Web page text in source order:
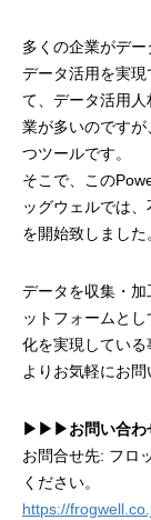
多くの企業がデ
データ活用を実
て、データ活用
業が多いのです
つツールです。
そこで、この
ッグウェルでは
を開始致しました
データを収集・
ットフォームと
化を実現してい
よりお気軽にお問
▶︎▶︎▶︎お問い合わ
お問合せ先: フロ
ください。
https://